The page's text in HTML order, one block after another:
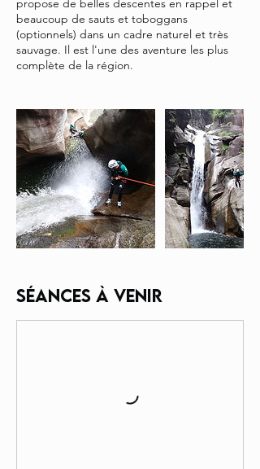
propose de belles descentes en rappel et
beaucoup de sauts et toboggans
(optionnels) dans un cadre naturel et très
sauvage. Il est l'une des aventure les plus
complète de la région.
Séances à venir